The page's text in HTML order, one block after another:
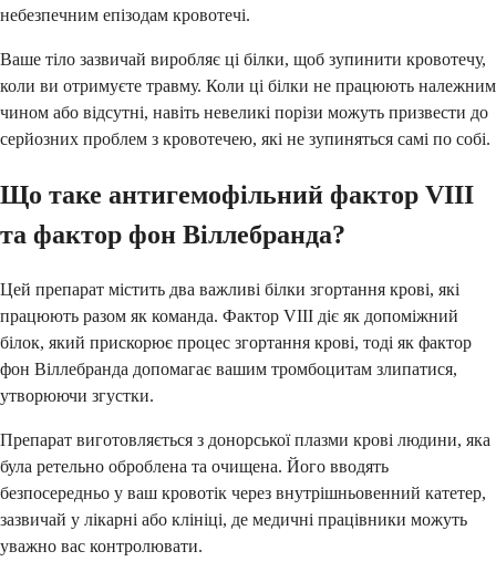
небезпечним епізодам кровотечі.
Ваше тіло зазвичай виробляє ці білки, щоб зупинити кровотечу,
коли ви отримуєте травму. Коли ці білки не працюють належним
чином або відсутні, навіть невеликі порізи можуть призвести до
серйозних проблем з кровотечею, які не зупиняться самі по собі.
Що таке антигемофільний фактор VIII
та фактор фон Віллебранда?
Цей препарат містить два важливі білки згортання крові, які
працюють разом як команда. Фактор VIII діє як допоміжний
білок, який прискорює процес згортання крові, тоді як фактор
фон Віллебранда допомагає вашим тромбоцитам злипатися,
утворюючи згустки.
Препарат виготовляється з донорської плазми крові людини, яка
була ретельно оброблена та очищена. Його вводять
безпосередньо у ваш кровотік через внутрішньовенний катетер,
зазвичай у лікарні або клініці, де медичні працівники можуть
уважно вас контролювати.